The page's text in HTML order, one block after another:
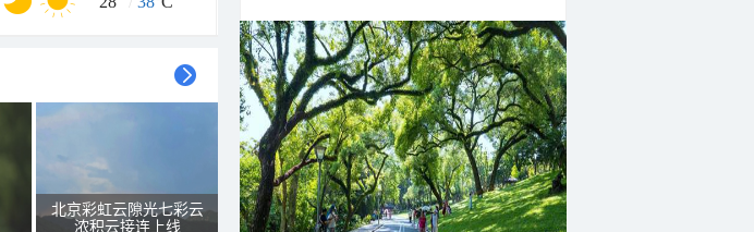
北京彩虹云隙光七彩云
浓积云接连上线